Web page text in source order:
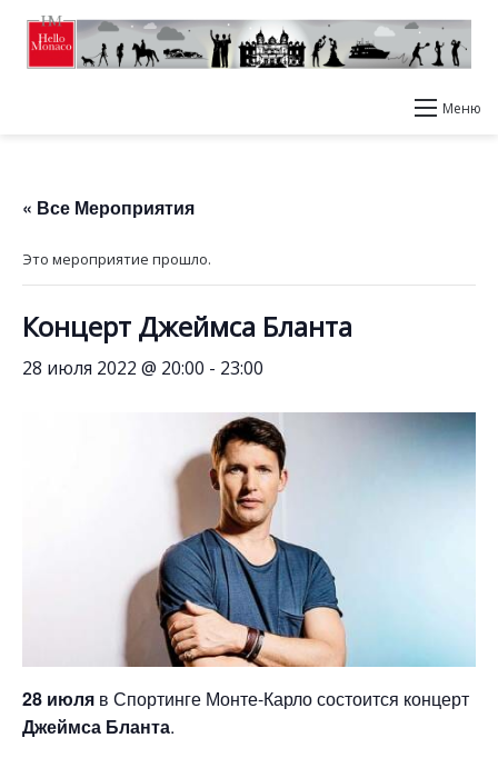
Меню
« Все Мероприятия
Это мероприятие прошло.
Концерт Джеймса Бланта
28 июля 2022 @ 20:00 - 23:00
28 июля в Спортинге Монте-Карло состоится концерт
Джеймса Бланта.